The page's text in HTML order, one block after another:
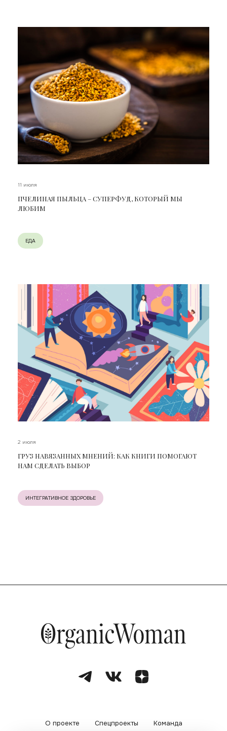
11 июля
ПЧЕЛИНАЯ ПЫЛЬЦА – СУПЕРФУД, КОТОРЫЙ МЫ
ЛЮБИМ
ЕДА
2 июля
ГРУЗ НАВЯЗАННЫХ МНЕНИЙ: КАК КНИГИ ПОМОГАЮТ
НАМ СДЕЛАТЬ ВЫБОР
ИНТЕГРАТИВНОЕ ЗДОРОВЬЕ
О проекте Спецпроекты Команда